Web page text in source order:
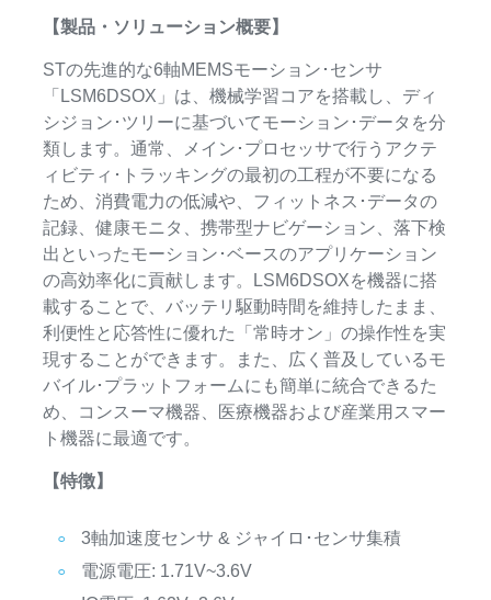
【製品・ソリューション概要】
STの先進的な6軸MEMSモーション･センサ
「LSM6DSOX」は、機械学習コアを搭載し、ディ
シジョン･ツリーに基づいてモーション･データを分
類します。通常、メイン･プロセッサで行うアクテ
ィビティ･トラッキングの最初の工程が不要になる
ため、消費電力の低減や、フィットネス･データの
記録、健康モニタ、携帯型ナビゲーション、落下検
出といったモーション･ベースのアプリケーション
の高効率化に貢献します。LSM6DSOXを機器に搭
載することで、バッテリ駆動時間を維持したまま、
利便性と応答性に優れた「常時オン」の操作性を実
現することができます。また、広く普及しているモ
バイル･プラットフォームにも簡単に統合できるた
め、コンスーマ機器、医療機器および産業用スマー
ト機器に最適です。
【特徴】
3軸加速度センサ & ジャイロ･センサ集積
電源電圧: 1.71V~3.6V